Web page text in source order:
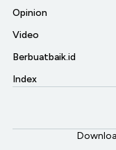
Opinion
Video
Berbuatbaik.id
Index